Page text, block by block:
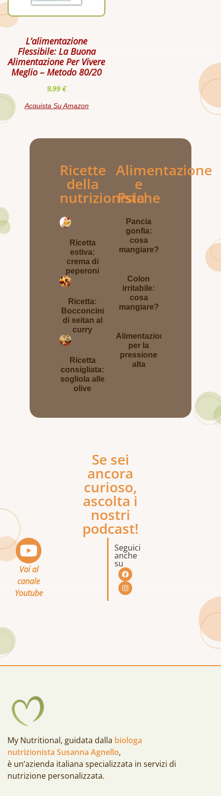
L’alimentazione
Flessibile: La Buona
Alimentazione Per Vivere
Meglio – Metodo 80/20
9,99 €
Acquista Su Amazon
Ricette
della
nutrizionista
Ricetta
estiva:
crema di
peperoni
Ricetta:
Bocconcini
di seitan al
curry
Ricetta
consigliata:
sogliola alle
olive
Alimentazione
e
Psiche
Pancia
gonfia:
cosa
mangiare?
Colon
irritabile:
cosa
mangiare?
Alimentazione
per la
pressione
alta
Se sei
ancora
curioso,
ascolta i
nostri
podcast!
Vai al
canale
Youtube
Seguici
anche
su
My Nutritional, guidata dalla biologa
nutrizionista Susanna Agnello,
è un’azienda italiana specializzata in servizi di
nutrizione personalizzata.